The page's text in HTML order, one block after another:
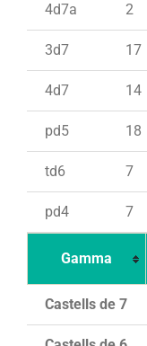
4d7a 2
3d7 17
4d7 14
pd5 18
td6 7
pd4 7
Gamma
Castells de 7